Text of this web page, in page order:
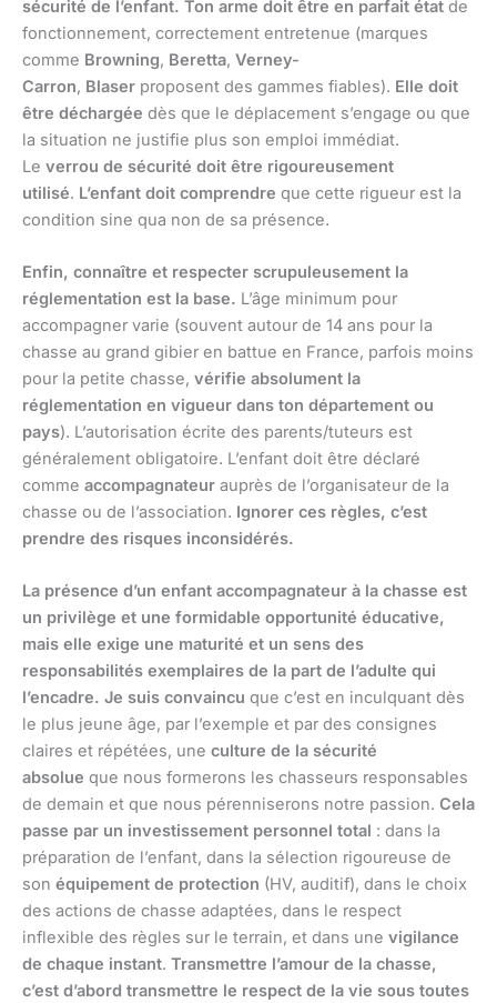
sécurité de l’enfant. Ton arme doit être en parfait état de
fonctionnement, correctement entretenue (marques
comme Browning, Beretta, Verney-
Carron, Blaser proposent des gammes fiables). Elle doit
être déchargée dès que le déplacement s’engage ou que
la situation ne justifie plus son emploi immédiat.
Le verrou de sécurité doit être rigoureusement
utilisé. L’enfant doit comprendre que cette rigueur est la
condition sine qua non de sa présence.
Enfin, connaître et respecter scrupuleusement la
réglementation est la base. L’âge minimum pour
accompagner varie (souvent autour de 14 ans pour la
chasse au grand gibier en battue en France, parfois moins
pour la petite chasse, vérifie absolument la
réglementation en vigueur dans ton département ou
pays). L’autorisation écrite des parents/tuteurs est
généralement obligatoire. L’enfant doit être déclaré
comme accompagnateur auprès de l’organisateur de la
chasse ou de l’association. Ignorer ces règles, c’est
prendre des risques inconsidérés.
La présence d’un enfant accompagnateur à la chasse est
un privilège et une formidable opportunité éducative,
mais elle exige une maturité et un sens des
responsabilités exemplaires de la part de l’adulte qui
l’encadre. Je suis convaincu que c’est en inculquant dès
le plus jeune âge, par l’exemple et par des consignes
claires et répétées, une culture de la sécurité
absolue que nous formerons les chasseurs responsables
de demain et que nous pérenniserons notre passion. Cela
passe par un investissement personnel total : dans la
préparation de l’enfant, dans la sélection rigoureuse de
son équipement de protection (HV, auditif), dans le choix
des actions de chasse adaptées, dans le respect
inflexible des règles sur le terrain, et dans une vigilance
de chaque instant. Transmettre l’amour de la chasse,
c’est d’abord transmettre le respect de la vie sous toutes